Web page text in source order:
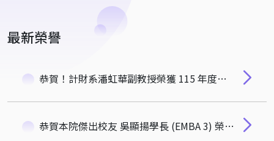
最新榮譽
恭賀！計財系潘虹華副教授榮獲 115 年度國科會「吳大猷先生紀念獎」
恭賀本院傑出校友 吳顯揚學長 (EMBA 3) 榮膺 中央研究院第35屆院士！